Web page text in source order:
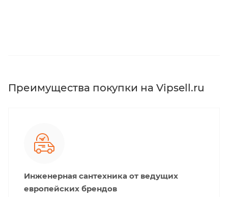
Преимущества покупки на Vipsell.ru
Инженерная сантехника от ведущих
европейских брендов